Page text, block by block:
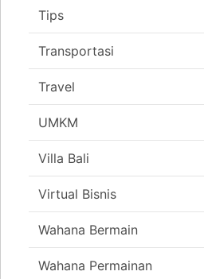
Tips
Transportasi
Travel
UMKM
Villa Bali
Virtual Bisnis
Wahana Bermain
Wahana Permainan